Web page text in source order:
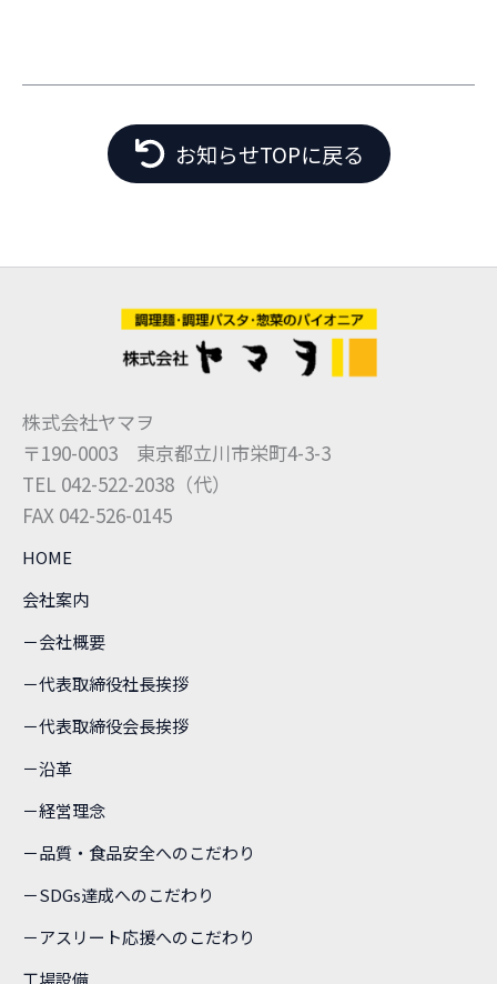
お知らせTOPに戻る
株式会社ヤマヲ
〒190-0003 東京都立川市栄町4-3-3
TEL 042-522-2038（代）
FAX 042-526-0145
HOME
会社案内
－会社概要
－代表取締役社長挨拶
－代表取締役会長挨拶
－沿革
－経営理念
－品質・食品安全へのこだわり
－SDGs達成へのこだわり
－アスリート応援へのこだわり